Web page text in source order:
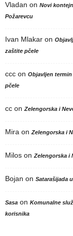
Vladan on Novi
Požarevcu
Ivan Mlakar on
zaštite pčele
ccc on Objavljen
pčele
cc onZelengorska i
Mira onZelengorska i
Milos onZelengorska i
Bojan on Satarašijada
Sasa on Komunalne
korisnika